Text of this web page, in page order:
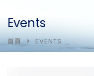
Events
首頁 EVENTS